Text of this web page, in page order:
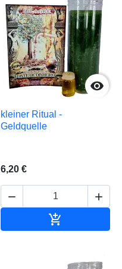

kleiner Ritual -
Geldquelle
6,20 €
 
